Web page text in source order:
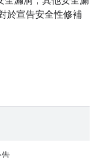
於宣告安全性修補
告